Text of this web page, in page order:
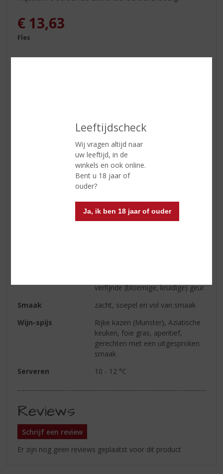
Leeftijdscheck
Wij vragen altijd naar
uw leeftijd, in de
winkels en ook online.
Bent u 18 jaar of
ouder?
Ja, ik ben 18 jaar of ouder
€ 13,63
Fles
ETIKETINFORMATIE
Land van Herkomst
Frankrijk
Gewurztraminer
75 CL
verfijnde (bloemige, kruidige) geur
Smaak
zacht, soepel en vol van smaak
Wijn-spijs
Rijke kazen (Munster), Aziatische
keuken, foie gras, aperitief,
gerechten met een uitgesproken
smaak
Serveren
10 - 12 °C
Reviews
Schrijf een review
Er zijn nog geen reviews geplaatst voor dit product